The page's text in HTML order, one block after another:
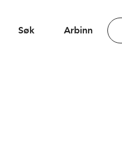
Søk Arbinn